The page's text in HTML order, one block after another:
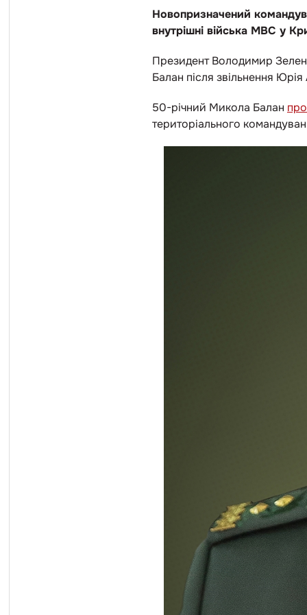
Новопризначений
внутрішні війська МВС у
Президент Володимир
Балан після звільнення
50-річний Микола Балан
територіального